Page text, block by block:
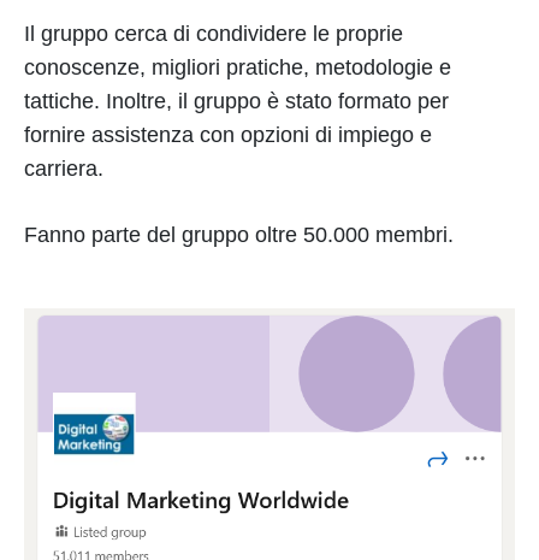
Il gruppo cerca di condividere le proprie
conoscenze, migliori pratiche, metodologie e
tattiche. Inoltre, il gruppo è stato formato per
fornire assistenza con opzioni di impiego e
carriera.
Fanno parte del gruppo oltre 50.000 membri.